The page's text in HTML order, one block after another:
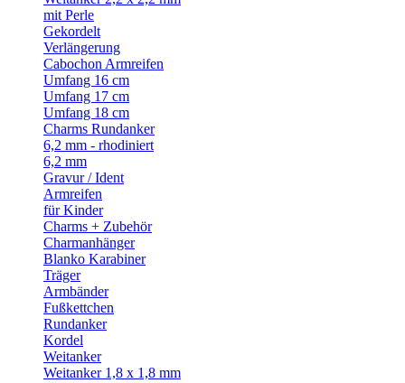
mit Perle
Gekordelt
Verlängerung
Cabochon Armreifen
Umfang 16 cm
Umfang 17 cm
Umfang 18 cm
Charms Rundanker
6,2 mm - rhodiniert
6,2 mm
Gravur / Ident
Armreifen
für Kinder
Charms + Zubehör
Charmanhänger
Blanko Karabiner
Träger
Armbänder
Fußkettchen
Rundanker
Kordel
Weitanker
Weitanker 1,8 x 1,8 mm